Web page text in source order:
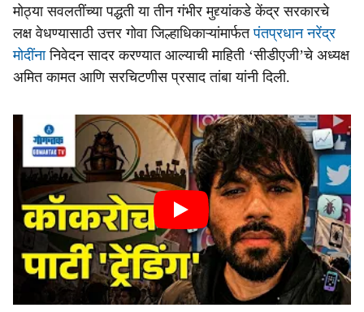
मोठ्या सवलतींच्या पद्धती या तीन गंभीर मुद्द्यांकडे केंद्र सरकारचे
लक्ष वेधण्यासाठी उत्तर गोवा जिल्हाधिकाऱ्यांमार्फतपंतप्रधान नरेंद्र
मोदींनानिवेदन सादर करण्यात आल्‍याची माहिती ‘सीडीएजी’चे अध्‍यक्ष
अमित कामत आणि सरचिटणीस प्रसाद तांबा यांनी दिली.